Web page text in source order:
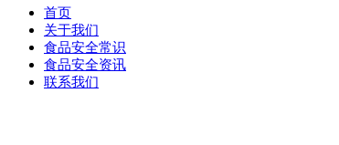
首页
关于我们
食品安全常识
食品安全资讯
联系我们